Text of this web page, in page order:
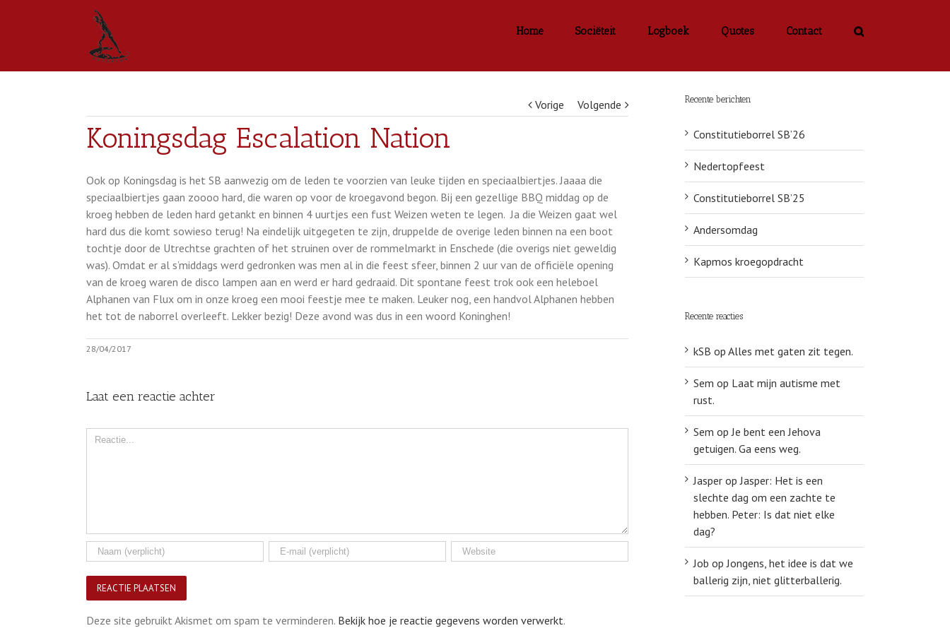
Home Sociëteit Logboek Quotes Contact
Vorige Volgende
Koningsdag Escalation Nation
Ook op Koningsdag is het SB aanwezig om de leden te voorzien van leuke tijden en speciaalbiertjes. Jaaaa die
speciaalbiertjes gaan zoooo hard, die waren op voor de kroegavond begon. Bij een gezellige BBQ middag op de
kroeg hebben de leden hard getankt en binnen 4 uurtjes een fust Weizen weten te legen. Ja die Weizen gaat wel
hard dus die komt sowieso terug! Na eindelijk uitgegeten te zijn, druppelde de overige leden binnen na een boot
tochtje door de Utrechtse grachten of het struinen over de rommelmarkt in Enschede (die overigs niet geweldig
was). Omdat er al s’middags werd gedronken was men al in die feest sfeer, binnen 2 uur van de officiële opening
van de kroeg waren de disco lampen aan en werd er hard gedraaid. Dit spontane feest trok ook een heleboel
Alphanen van Flux om in onze kroeg een mooi feestje mee te maken. Leuker nog, een handvol Alphanen hebben
het tot de naborrel overleeft. Lekker bezig! Deze avond was dus in een woord Koninghen!
28/04/2017
Laat een reactie achter
Comment
Deze site gebruikt Akismet om spam te verminderen. Bekijk hoe je reactie gegevens worden verwerkt.
Recente berichten
Constitutieborrel SB’26
Nedertopfeest
Constitutieborrel SB’25
Andersomdag
Kapmos kroegopdracht
Recente reacties
kSB op Alles met gaten zit tegen.
Sem op Laat mijn autisme met
rust.
Sem opJe bent een Jehova
getuigen. Ga eens weg.
Jasper opJasper: Het is een
slechte dag om een zachte te
hebben. Peter: Is dat niet elke
dag?
Job opJongens, het idee is dat we
ballerig zijn, niet glitterballerig.